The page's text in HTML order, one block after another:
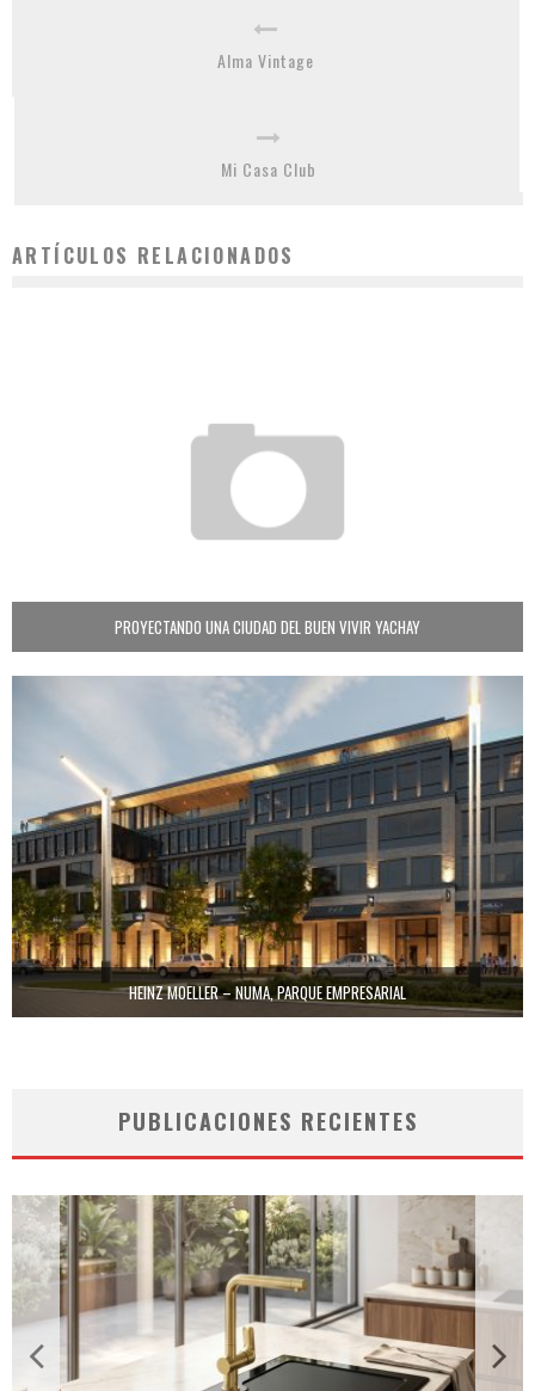
Alma Vintage
Mi Casa Club
ARTÍCULOS RELACIONADOS
PROYECTANDO UNA CIUDAD DEL BUEN VIVIR YACHAY
HEINZ MOELLER – NUMA, PARQUE EMPRESARIAL
PUBLICACIONES RECIENTES